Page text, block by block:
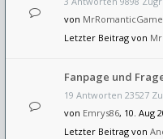
von
Letzter Beitrag von
Fanpage und
19 Antworten 23527
von Emrys86, 10. Aug
Letzter Beitrag von